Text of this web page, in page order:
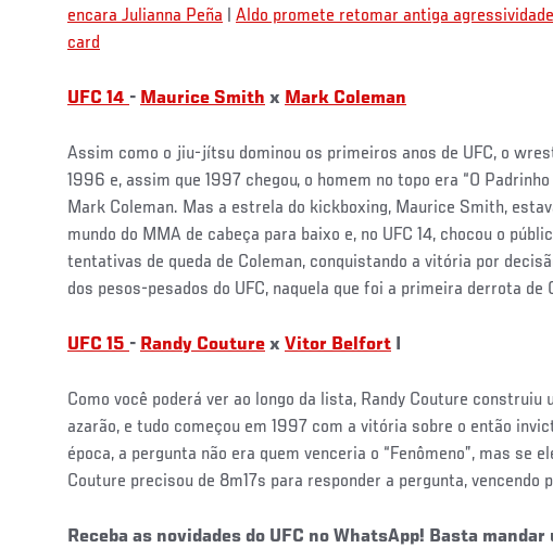
encara Julianna Peña
Aldo promete retomar antiga agressividade
card
UFC 14 - Maurice Smith x Mark Coleman
Assim como o jiu-jítsu dominou os primeiros anos de UFC, o
1996 e, assim que 1997 chegou, o homem no topo era “O Padrinho
Mark Coleman. Mas a estrela do kickboxing, Maurice Smith,
mundo do MMA de cabeça para baixo e, no UFC 14, chocou o
tentativas de queda de Coleman, conquistando a vitória por
dos pesos-pesados do UFC, naquela que foi a primeira derrota de
UFC 15 - Randy Couture x Vitor Belfort I
Como você poderá ver ao longo da lista, Randy Couture construiu
azarão, e tudo começou em 1997 com a vitória sobre o então
época, a pergunta não era quem venceria o “Fenômeno”, mas se
Couture precisou de 8m17s para responder a pergunta, vencendo
Receba as novidades do UFC no WhatsApp! Basta mandar